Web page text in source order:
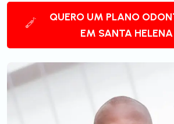
QUERO UM PLANO
EM SANTA